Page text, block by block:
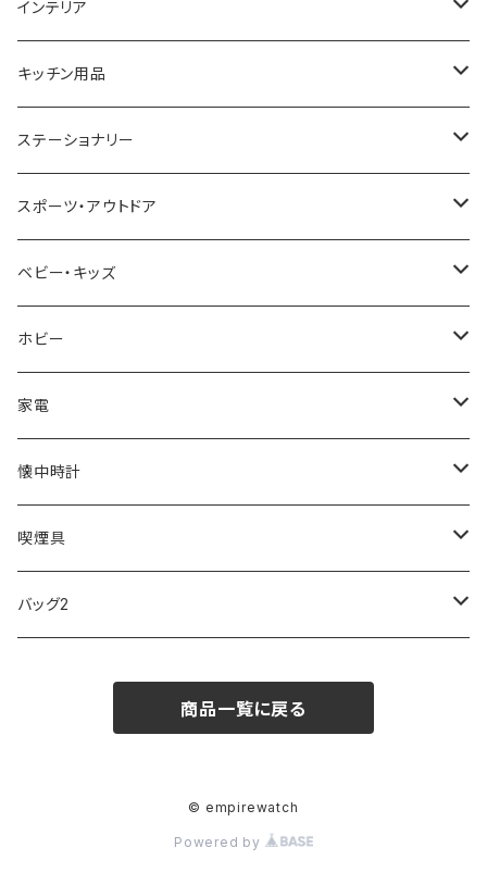
GAGA MILANO
CACTUS
TIMEX
NIXON
AVALANCHE
ORIENT
ZEPPELIN
SKAGEN
FOOTBALL WATCHES
ARCA FUTURA
MICHAEL KORS
NO BRAND
SAAMA HOMME
ARNOLD PALMER
MICHAEL KORS
DIESEL
ALV
Merge
ETTINGER
COACH
BVLGARI
VANQUISH
FOLLI FOLLIE
POLICE
PAUL HEWITT
22designstudio
BOTTEGA VENETA
EMPORIO ARMANI
CALVIN KLEIN
DANIEL WELLINGTON
SWAROVSKI
VIVIENNE WESTWOOD
栃木レザー
NIKE
DUNHILL
NEWYORKER
OROBIANCO
Ellese
COLEMAN
MONTBLANC
Fashion Accessory Cllection
ISLAND
MANHATTAN PORTAGE
United HOMME
RODANIA
BEAMZSQUARE
BLAZER CLUB
ANDY HAWARD
G GUSTO
GULLWING
LESPORTSAC
PRADA
インテリア
CRYSTOCRAFT
SEIKO
CITIZEN
BRAUN
RHYTHM
BLOSSOM
MONDAINE
MAWA
その他
キッチン用品
I'mD
Helios
VALENTINO VISCANI
ステーショナリー
LAMY
WATERMAN
PARKER
PELIKAN
CROSS
MONTBLANC
SWAROVSKI
スポーツ・アウトドア
Trangia
Barebones
FEUERHAND
CASIO
ベビー・キッズ
ふわりぃ
ERGO BABY
ホビー
その他
AMOS
OMMIX
COACH
家電
CREATE
TORAY
OMRON
SPICE OF LIFE
懐中時計
MONDAINE
喫煙具
ZIPPO
TSUBOTA PEARL
バッグ2
商品一覧に戻る
© empirewatch
Powered by